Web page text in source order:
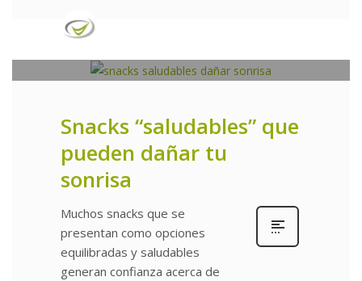
Snacks “saludables” que
pueden dañar tu
sonrisa
Muchos snacks que se
presentan como opciones
equilibradas y saludables
generan confianza acerca de